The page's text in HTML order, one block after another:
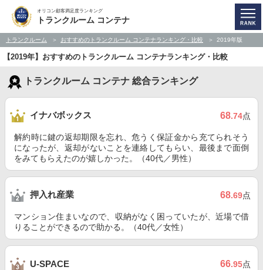
オリコン顧客満足度ランキング
トランクルーム コンテナ
トランクルーム おすすめのトランクルーム コンテナランキング・比較 2019年版
【2019年】おすすめのトランクルーム コンテナランキング・比較
トランクルーム コンテナ 総合ランキング
イナバボックス 68.74点
解約時に鍵の返却期限を忘れ、危うく保証金から充てられそう
になったが、返却がないことを連絡してもらい、最後まで面倒
をみてもらえたのが嬉しかった。（40代／男性）
押入れ産業 68.69点
マンション住まいなので、収納がなく困っていたが、近場で借
りることができるので助かる。（40代／女性）
U-SPACE 66.95点